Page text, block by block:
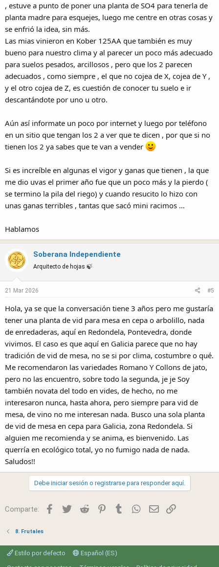
, estuve a punto de poner una planta de SO4 para tenerla de
planta madre para esquejes, luego me centre en otras cosas y
se enfrió la idea, sin más.
Las mias vinieron en Kober 125AA que también es muy
bueno para nuestro clima y al parecer un poco más adecuado
para suelos pesados, arcillosos , pero que los 2 parecen
adecuados , como siempre , el que no cojea de X, cojea de Y ,
y el otro cojea de Z, es cuestión de conocer tu suelo e ir
descantándote por uno u otro.
Aún así informate un poco por internet y luego por teléfono
en un sitio que tengan los 2 a ver que te dicen , por que si no
tienen los 2 ya sabes que te van a vender
Si es increíble en algunas el vigor y ganas que tienen , la que
me dio uvas el primer año fue que un poco más y la pierdo (
se termino la pila del riego) y cuando resucito lo hizo con
unas ganas terribles , tantas que sacó mini racimos …
Hablamos
Soberana Independiente
Arquitecto de hojas 🍃
21 Mar 2026 #5
Hola, ya se que la conversación tiene 3 años pero me gustaría
tener una planta de vid para mesa en cepa o arbolillo, nada
de enredaderas, aquí en Redondela, Pontevedra, donde
vivimos. El caso es que aquí en Galicia parece que no hay
tradición de vid de mesa, no se si por clima, costumbre o qué.
Me recomendaron las variedades Romano Y Collons de jato,
pero no las encuentro, sobre todo la segunda, je je Soy
también novata del todo en vides, de hecho, no me
interesaron nunca, hasta ahora, pero siempre para vid de
mesa, de vino no me interesan nada. Busco una sola planta
de vid de mesa en cepa para Galicia, zona Redondela. Si
alguien me recomienda y se anima, es bienvenido. Las
querría en ecológico total, yo no fumigo nada de nada.
Saludos!!
Debe iniciar sesión o registrarse para responder aquí.
Comparte: Facebook
Twitter Reddit Pinterest
Tumblr WhatsApp
Email
8. Frutales
Estilo por defecto
Español (ES)